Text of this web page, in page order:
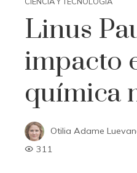
Linus
impacto
química
Otilia Adame
311